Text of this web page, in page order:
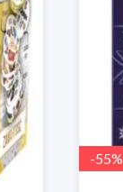
-55%